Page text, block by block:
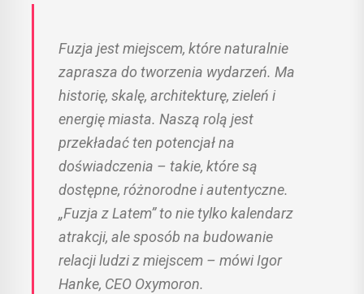
Fuzja jest miejscem, które naturalnie
zaprasza do tworzenia wydarzeń. Ma
historię, skalę, architekturę, zieleń i
energię miasta. Naszą rolą jest
przekładać ten potencjał na
doświadczenia – takie, które są
dostępne, różnorodne i autentyczne.
„Fuzja z Latem” to nie tylko kalendarz
atrakcji, ale sposób na budowanie
relacji ludzi z miejscem – mówi Igor
Hanke, CEO Oxymoron.